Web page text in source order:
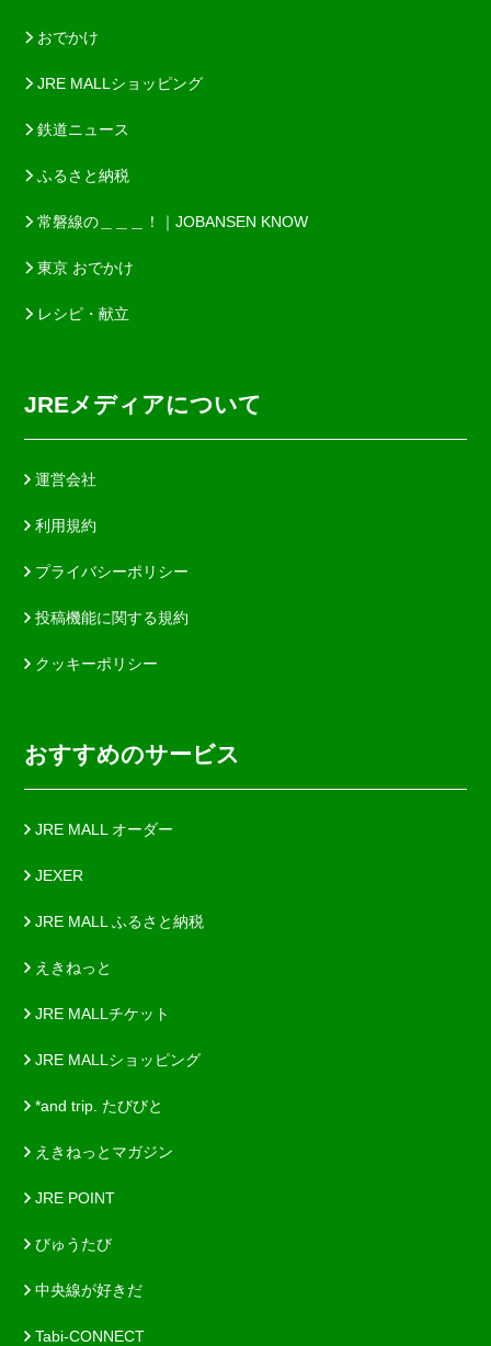
おでかけ
JRE MALLショッピング
鉄道ニュース
ふるさと納税
常磐線の＿＿＿！｜JOBANSEN KNOW
東京 おでかけ
レシピ・献立
JREメディアについて
運営会社
利用規約
プライバシーポリシー
投稿機能に関する規約
クッキーポリシー
おすすめのサービス
JRE MALL オーダー
JEXER
JRE MALL ふるさと納税
えきねっと
JRE MALLチケット
JRE MALLショッピング
*and trip. たびびと
えきねっとマガジン
JRE POINT
びゅうたび
中央線が好きだ
Tabi-CONNECT